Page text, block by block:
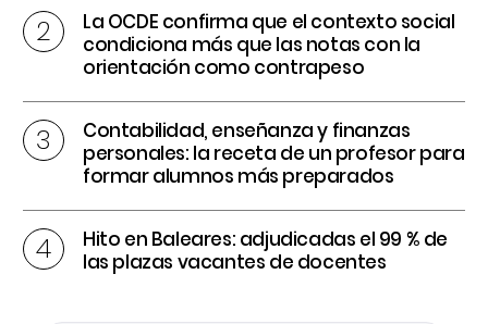
La OCDE confirma que el contexto social
condiciona más que las notas con la
orientación como contrapeso
Contabilidad, enseñanza y finanzas
personales: la receta de un profesor para
formar alumnos más preparados
Hito en Baleares: adjudicadas el 99 % de
las plazas vacantes de docentes